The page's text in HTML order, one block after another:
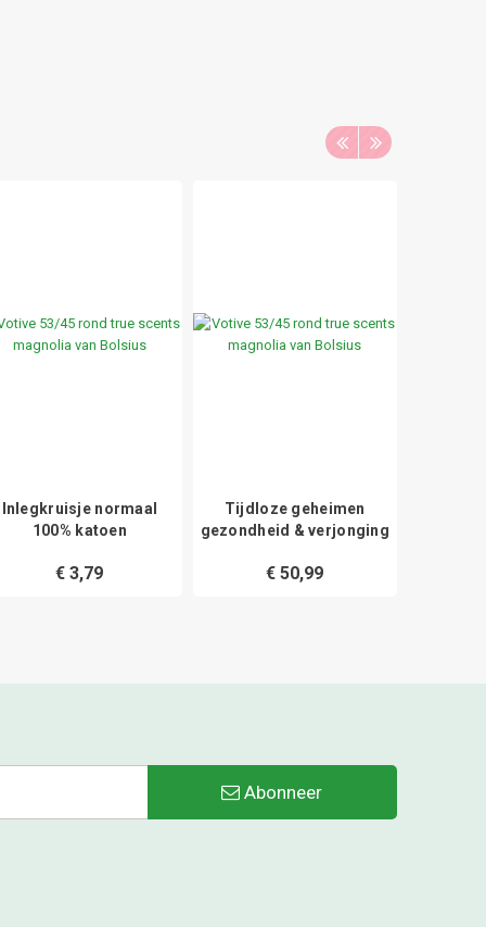
Inlegkruisje normaal
100% katoen
€ 3,79
Tijdloze geheimen
gezondheid & verjonging
€ 50,99
Abonneer